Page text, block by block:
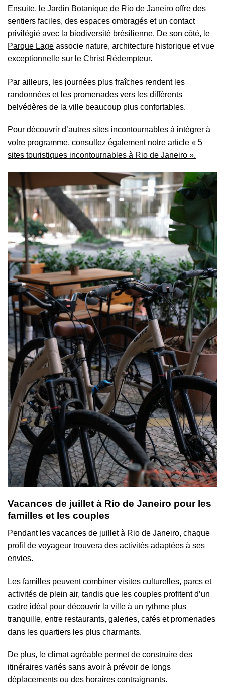
Ensuite, le Jardin Botanique de Rio de Janeiro offre des
sentiers faciles, des espaces ombragés et un contact
privilégié avec la biodiversité brésilienne. De son côté, le
Parque Lage associe nature, architecture historique et vue
exceptionnelle sur le Christ Rédempteur.
Par ailleurs, les journées plus fraîches rendent les
randonnées et les promenades vers les différents
belvédères de la ville beaucoup plus confortables.
Pour découvrir d’autres sites incontournables à intégrer à
votre programme, consultez également notre article « 5
sites touristiques incontournables à Rio de Janeiro ».
Vacances de juillet à Rio de Janeiro pour les
familles et les couples
Pendant les vacances de juillet à Rio de Janeiro, chaque
profil de voyageur trouvera des activités adaptées à ses
envies.
Les familles peuvent combiner visites culturelles, parcs et
activités de plein air, tandis que les couples profitent d’un
cadre idéal pour découvrir la ville à un rythme plus
tranquille, entre restaurants, galeries, cafés et promenades
dans les quartiers les plus charmants.
De plus, le climat agréable permet de construire des
itinéraires variés sans avoir à prévoir de longs
déplacements ou des horaires contraignants.